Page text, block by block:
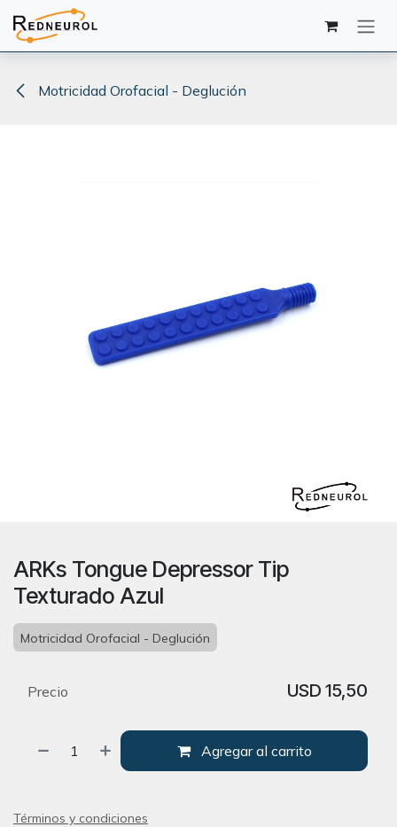
Ir al contenido
Motricidad Orofacial - Deglución
ARKs Tongue Depressor Tip
Texturado Azul
Motricidad Orofacial - Deglución
Agregar al carrito
Precio USD 15,50
Términos y condiciones